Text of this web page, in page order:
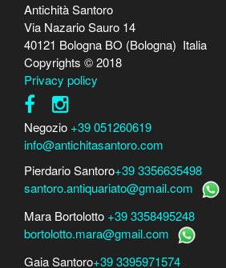
Antichità Santoro
Via Nazario Sauro 14
40121 Bologna BO (Bologna) Italia
Copyrights © 2018
Privacy policy
Negozio +39 051260619
info@antichitasantoro.com
Pierdario Santoro+39 3356635498
santoro.antiquariato@gmail.com
Mara Bortolotto +39 3358495248
bortolotto.mara@gmail.com
Gaia Santoro+39 3395971574